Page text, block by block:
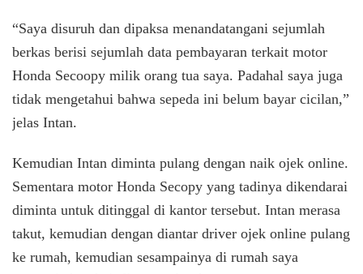
“Saya disuruh dan dipaksa menandatangani sejumlah
berkas berisi sejumlah data pembayaran terkait motor
Honda Secoopy milik orang tua saya. Padahal saya juga
tidak mengetahui bahwa sepeda ini belum bayar cicilan,”
jelas Intan.
Kemudian Intan diminta pulang dengan naik ojek online.
Sementara motor Honda Secopy yang tadinya dikendarai
diminta untuk ditinggal di kantor tersebut. Intan merasa
takut, kemudian dengan diantar driver ojek online pulang
ke rumah, kemudian sesampainya di rumah saya